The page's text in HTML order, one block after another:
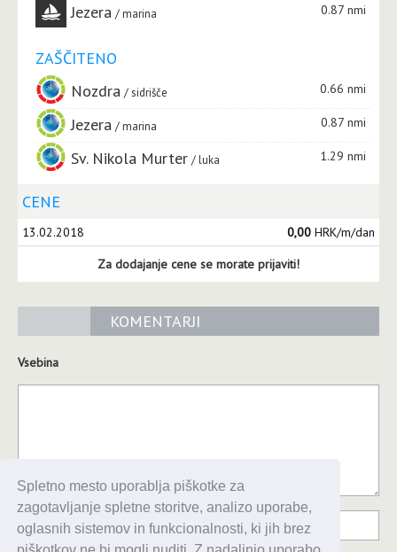
Spletno mesto uporablja piškotke za
zagotavljanje spletne storitve, analizo uporabe,
oglasnih sistemov in funkcionalnosti, ki jih brez
Jezera marina 0.87 nmi
ZAŠČITENO
Nozdra
sidrišče 0.66 nmi
Jezera marina 0.87 nmi
Sv. Nikola Murter luka 1.29 nmi
CENE
13.02.2018 0,00 HRK/m/dan
Za dodajanje cene se morate prijaviti!
KOMENTARJI
Vsebina